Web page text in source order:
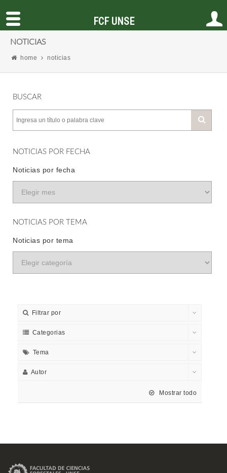
NOTICIAS
home noticias
BUSCAR
NOTICIAS POR FECHA
Noticias por fecha
NOTICIAS POR TEMA
Noticias por tema
Filtrar por
Categorias
Tema
Autor
Mostrar todo
FCF UNSE